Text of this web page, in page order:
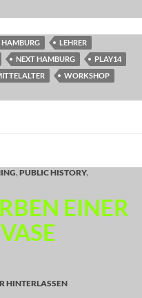
HAMBURG
LEHRER
NEXT HAMBURG
PLAY14
WORKSHOP
, PUBLIC HISTORY,
EINER
HINTERLASSEN